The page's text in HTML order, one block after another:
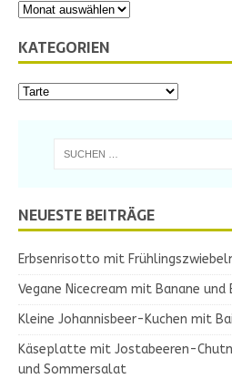
KATEGORIEN
NEUESTE BEITRÄGE
Erbsenrisotto mit
Vegane Nicecream mit Banane und
Kleine Johannisbeer-Kuchen mit
Käseplatte mit Jostabeeren-
und Sommersalat